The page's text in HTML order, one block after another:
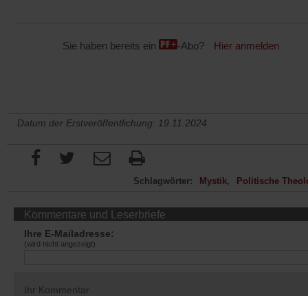
Sie haben bereits ein -Abo? Hier anmelden
Datum der Erstveröffentlichung: 19.11.2024
Schlagwörter: Mystik Politische
Kommentare und Leserbriefe
Ihre E-Mailadresse:
(wird nicht angezeigt)
Ihr Kommentar